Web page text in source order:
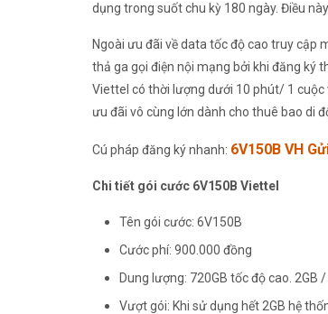
dụng trong suốt chu kỳ 180 ngày. Điều
Ngoài ưu đãi về data tốc độ cao truy cập
thả ga gọi điện nội mạng bởi khi đăng ký
Viettel có thời lượng dưới 10 phút/ 1
ưu đãi vô cùng lớn dành cho thuê bao di
Cú pháp đăng ký nhanh: 6V150B VH
Chi tiết gói cước 6V150B Viettel
Tên gói cước: 6V150B
Cước phí: 900.000 đồng
Dung lượng: 720GB tốc độ cao. 2GB /
Vượt gói: Khi sử dụng hết 2GB hệ